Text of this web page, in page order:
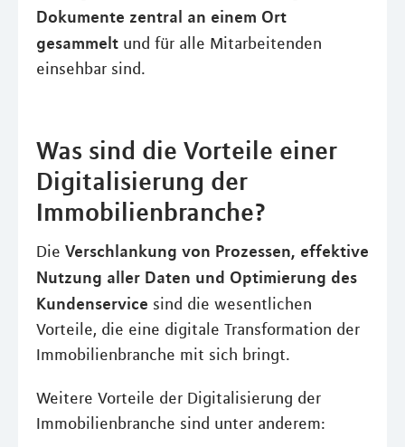
Dokumente zentral an einem Ort
gesammelt und für alle Mitarbeitenden
einsehbar sind.
Was sind die Vorteile einer
Digitalisierung der
Immobilienbranche?
Die Verschlankung von Prozessen, effektive
Nutzung aller Daten und Optimierung des
Kundenservice sind die wesentlichen
Vorteile, die eine digitale Transformation der
Immobilienbranche mit sich bringt.
Weitere Vorteile der Digitalisierung der
Immobilienbranche sind unter anderem: